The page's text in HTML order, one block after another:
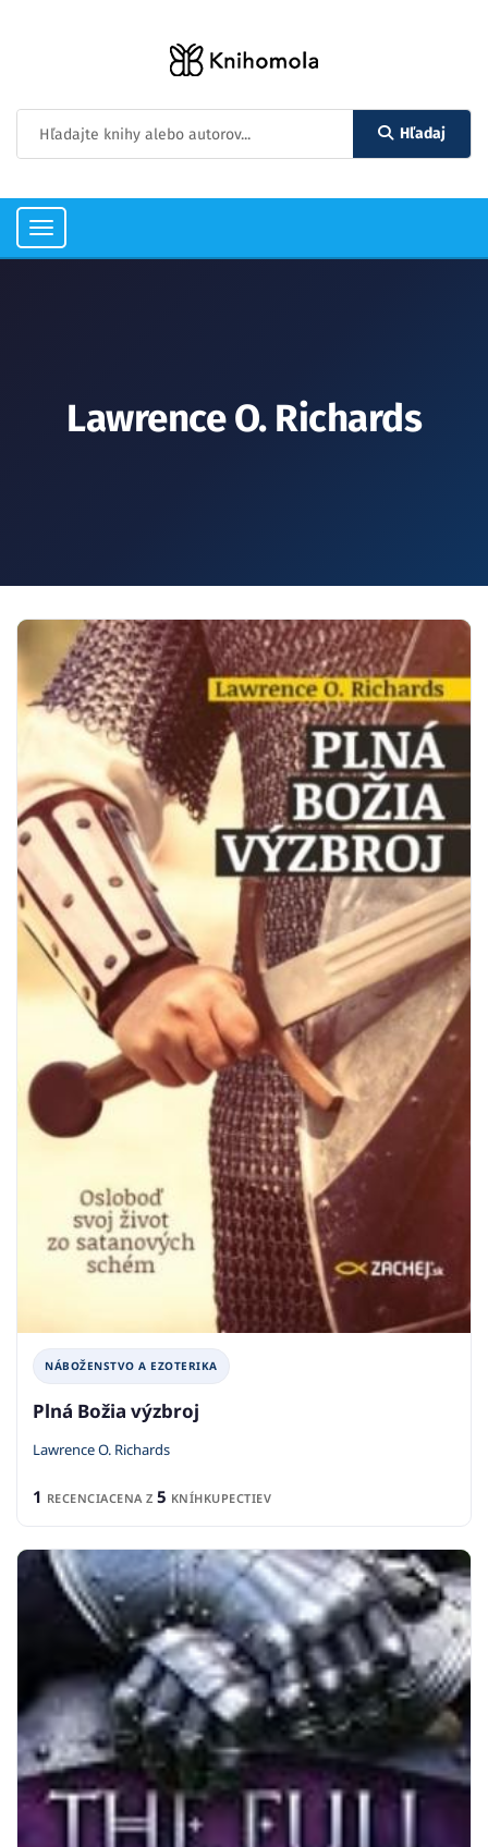
Hľadaj
Toggle
Lawrence O. Richards
NÁBOŽENSTVO A EZOTERIKA
Plná Božia výzbroj
Lawrence O. Richards
1 RECENCIACENA Z 5 KNÍHKUPECTIEV